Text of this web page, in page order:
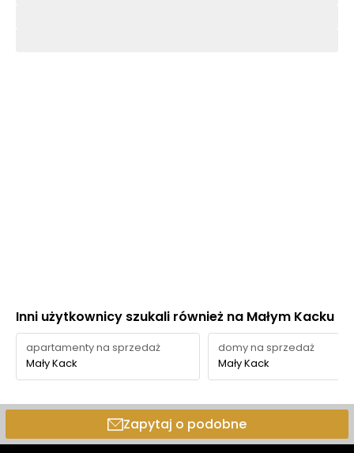
Inni użytkownicy szukali również na Małym Kacku
apartamenty na sprzedaż
Mały Kack
domy na sprzedaż
Mały Kack
Zapytaj o podobne